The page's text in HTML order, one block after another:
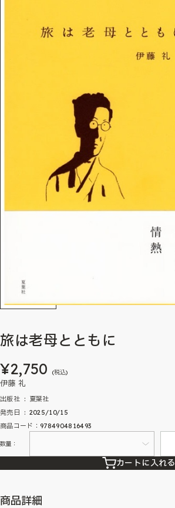
旅は老母とともに
¥2,750 (税込)
伊藤 礼
出版社 ‏ : ‎ 夏葉社
発売日 ‏ : ‎ 2025/10/15
商品コード：9784904816493
数量：
カートに入れる
商品詳細